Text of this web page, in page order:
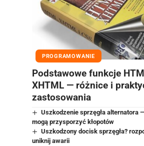
PROGRAMOWANIE
Podstawowe funkcje
XHTML — różnice i
zastosowania
Uszkodzenie sprzęgła alternatora
mogą przysporzyć kłopotów
Uszkodzony docisk sprzęgła?
uniknij awarii